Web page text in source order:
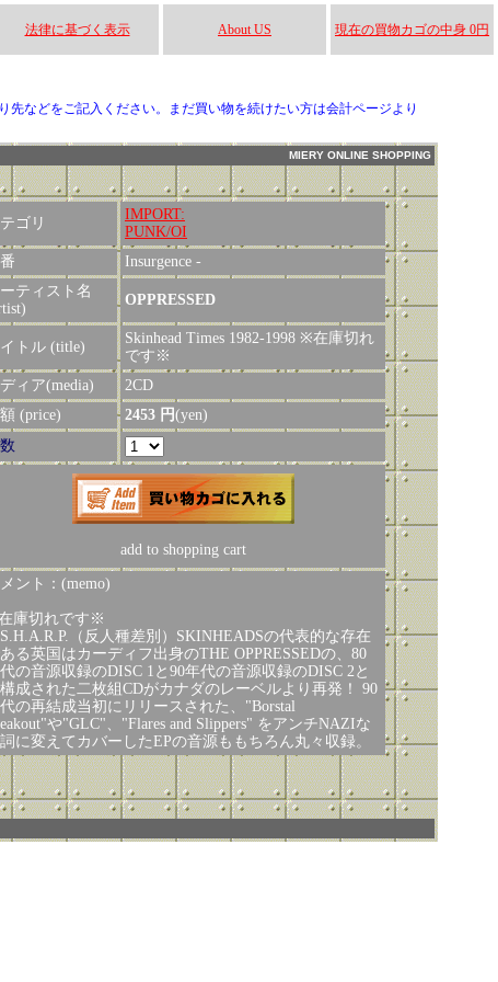
法律に基づく表示 About US 現在の買物カゴの中身 0円
などをご記入ください。まだ買い物を続けたい方は会計ページより
MIERY ONLINE SHOPPING
ゴリ
IMPORT:
PUNK/OI
Insurgence -
ティスト名
OPPRESSED
トル (title)
Skinhead Times 1982-1998 ※在庫切れ
です※
ィア(media)
2CD
(price)
2453 円(yen)
add to shopping cart
ント：(memo)
庫切れです※
S.H.A.R.P.（反人種差別）SKINHEADSの代表的な存在
る英国はカーディフ出身のTHE OPPRESSEDの、80
の音源収録のDISC 1と90年代の音源収録のDISC 2と
成された二枚組CDがカナダのレーベルより再発！ 90
の再結成当初にリリースされた、"Borstal
や"GLC"、"Flares and Slippers" をアンチNAZIな
に変えてカバーしたEPの音源ももちろん丸々収録。